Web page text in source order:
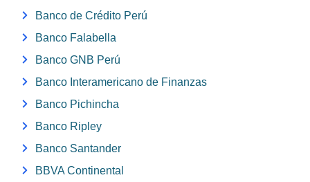
Banco de Crédito Perú
Banco Falabella
Banco GNB Perú
Banco Interamericano de Finanzas
Banco Pichincha
Banco Ripley
Banco Santander
BBVA Continental